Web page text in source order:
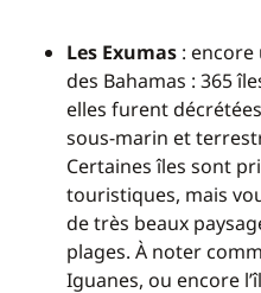
Les Exumas : encore
des Bahamas : 365
elles furent
sous-marin et
Certaines îles sont
touristiques, mais
de très beaux
plages. À noter
Iguanes, ou encore